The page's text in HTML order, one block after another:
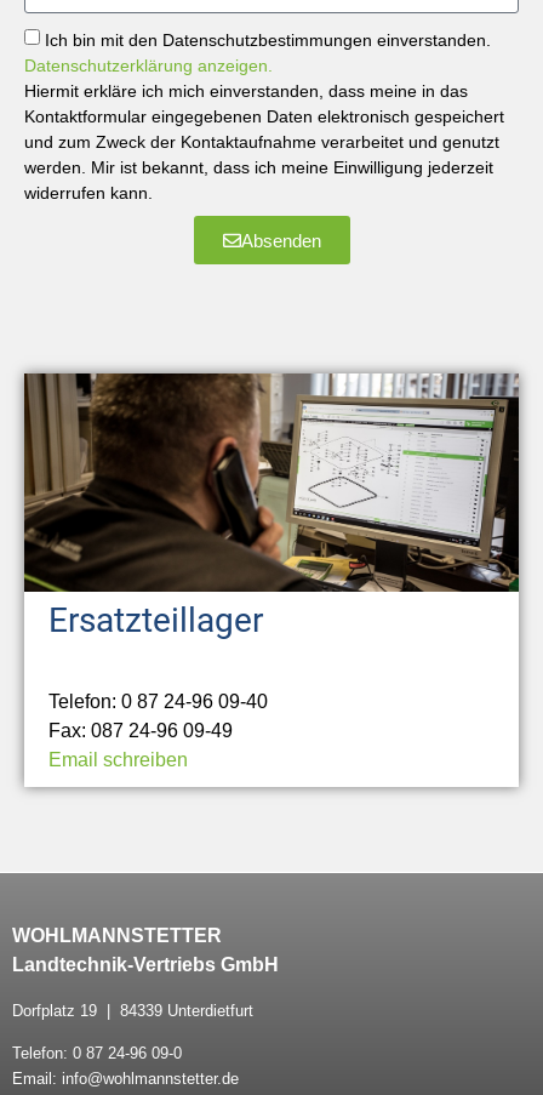
Ich bin mit den Datenschutzbestimmungen einverstanden.
Datenschutzerklärung anzeigen.
Hiermit erkläre ich mich einverstanden, dass meine in das
Kontaktformular eingegebenen Daten elektronisch gespeichert
und zum Zweck der Kontaktaufnahme verarbeitet und genutzt
werden. Mir ist bekannt, dass ich meine Einwilligung jederzeit
widerrufen kann.
Absenden
Ersatzteillager
Telefon: 0 87 24-96 09-40
Fax: 087 24-96 09-49
Email schreiben
WOHLMANNSTETTER
Landtechnik-Vertriebs GmbH
Dorfplatz 19 | 84339 Unterdietfurt
Telefon: 0 87 24-96 09-0
Email: info@wohlmannstetter.de